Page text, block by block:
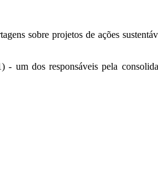
sobre projetos de ações
- um dos responsáveis pela